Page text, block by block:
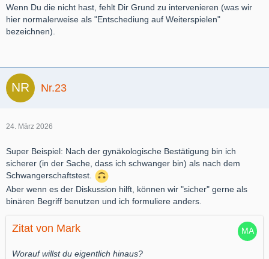
Wenn Du die nicht hast, fehlt Dir Grund zu intervenieren (was wir
hier normalerweise als "Entschediung auf Weiterspielen"
bezeichnen).
Nr.23
24. März 2026
Super Beispiel: Nach der gynäkologische Bestätigung bin ich
sicherer (in der Sache, dass ich schwanger bin) als nach dem
Schwangerschaftstest.
Aber wenn es der Diskussion hilft, können wir "sicher" gerne als
binären Begriff benutzen und ich formuliere anders.
Zitat von Mark
Worauf willst du eigentlich hinaus?